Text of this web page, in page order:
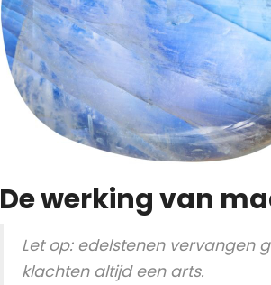
De werking van
Let op: edelstenen vervangen
klachten altijd een arts.